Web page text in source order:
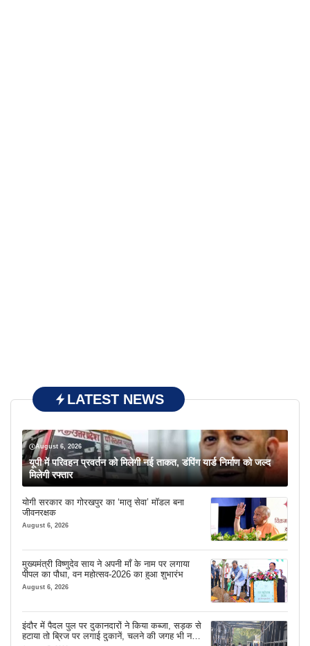
LATEST NEWS
August 6, 2026
यूपी में परिवहन प्रवर्तन को मिलेगी नई ताकत, डंपिंग यार्ड निर्माण को जल्द
मिलेगी रफ्तार
योगी सरकार का गोरखपुर का ‘मातृ सेवा’ मॉडल बना
जीवनरक्षक
August 6, 2026
मुख्यमंत्री विष्णुदेव साय ने अपनी माँ के नाम पर लगाया
पीपल का पौधा, वन महोत्सव-2026 का हुआ शुभारंभ
August 6, 2026
इंदौर में पैदल पुल पर दुकानदारों ने किया कब्जा, सड़क से
हटाया तो ब्रिज पर लगाई दुकानें, चलने की जगह भी नहीं